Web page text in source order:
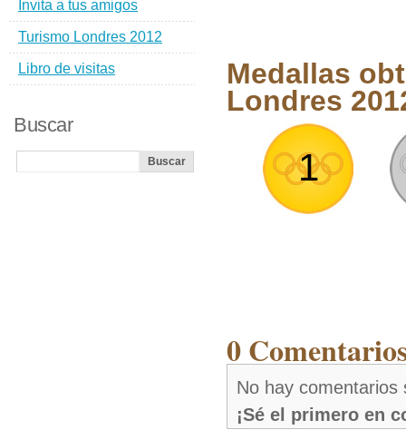
Medallas
Londres
1
0
No hay comentarios
¡Sé el primero en
Invita a tus amigos
Turismo Londres 2012
Libro de visitas
Buscar